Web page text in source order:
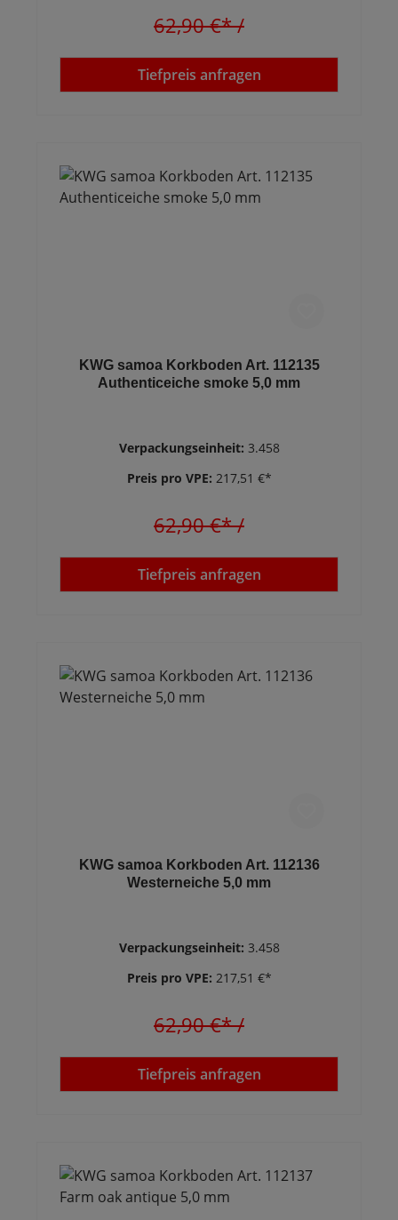
62,90 €*/
Tiefpreis anfragen
KWG samoa Korkboden Art. 112135
Authenticeiche smoke 5,0 mm
Verpackungseinheit: 3.458
Preis pro VPE: 217,51 €*
62,90 €*/
Tiefpreis anfragen
KWG samoa Korkboden Art. 112136
Westerneiche 5,0 mm
Verpackungseinheit: 3.458
Preis pro VPE: 217,51 €*
62,90 €*/
Tiefpreis anfragen